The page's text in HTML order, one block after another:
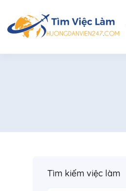
Tìm kiếm việc làm